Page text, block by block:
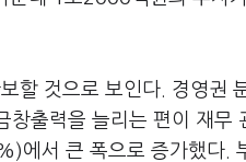
할 것으로 보인다. 경영권
출력을 늘리는 편이 재무
에서 큰 폭으로 증가했다.